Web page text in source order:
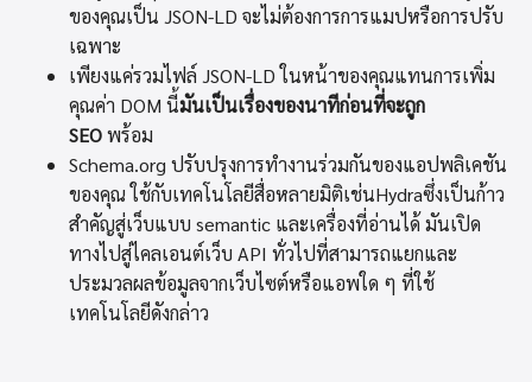
ของคุณเป็น JSON-LD จะไม่ต้องการการแมปหรือการปรับ
เฉพาะ
เพียงแค่รวมไฟล์ JSON-LD ในหน้าของคุณแทนการเพิ่ม
คุณค่า DOM นี้มันเป็นเรื่องของนาทีก่อนที่จะถูก
SEOพร้อม
Schema.org ปรับปรุงการทำงานร่วมกันของแอปพลิเคชัน
ของคุณ ใช้กับเทคโนโลยีสื่อหลายมิติเช่นHydraซึ่งเป็นก้าว
สำคัญสู่เว็บแบบ semantic และเครื่องที่อ่านได้ มันเปิด
ทางไปสู่ไคลเอนต์เว็บ API ทั่วไปที่สามารถแยกและ
ประมวลผลข้อมูลจากเว็บไซต์หรือแอพใด ๆ ที่ใช้
เทคโนโลยีดังกล่าว